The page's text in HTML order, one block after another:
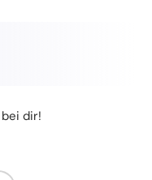
dir!